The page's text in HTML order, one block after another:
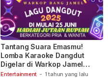
Entertainment - 1 tahun yang lalu
Tantang Suara Emasmu!
Lomba Karaoke Dangdut
Digelar di Warkop Jamel
Ganet